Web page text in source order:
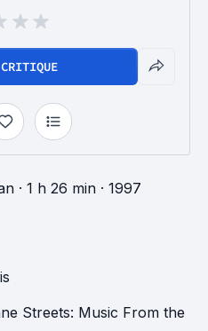
· 1 h 26 min · 1997
Streets: Music From the